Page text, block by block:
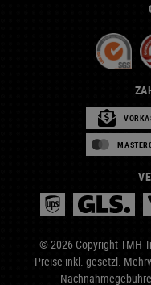
© 2026 Copyright TMH
Preise inkl. gesetzl.